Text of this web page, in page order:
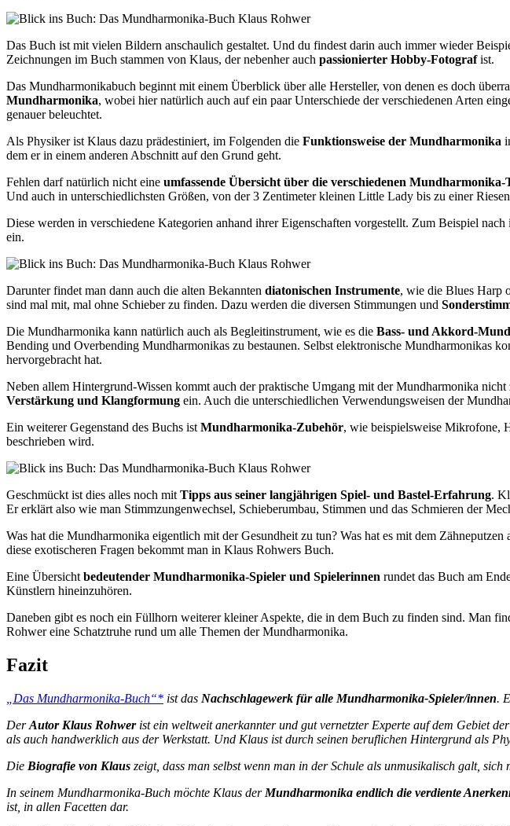
Das Buch ist mit vielen Bildern anschaulich gestaltet. Und du findest darin auch immer wieder
Zeichnungen im Buch stammen von Klaus, der nebenher auch passionierter Hobby-Fotografist.
Das Mundharmonikabuch beginnt mit einem Überblick über alle Hersteller, von denen es doch
Mundharmonika, wobei hier natürlich auch auf ein paar Unterschiede der verschiedenen Arten
genauer beleuchtet.
Als Physiker ist Klaus dazu prädestiniert, im Folgenden die Funktionsweise der Mundharmonika
dem er in einem anderen Abschnitt auf den Grund geht.
Fehlen darf natürlich nicht eine umfassende Übersicht über die verschiedenen Mundharmonika-
Und auch in unterschiedlichsten Größen, von der 3 Zentimeter kleinen Little Lady bis zu einer
Diese werden in verschiedene Kategorien anhand ihrer Eigenschaften vorgestellt. Zum Beispiel nach
ein.
Darunter findet man dann auch die alten Bekannten diatonischen Instrumente, wie die Blues Harp
sind mal mit, mal ohne Schieber zu finden. Dazu werden die diversen Stimmungen und
Die Mundharmonika kann natürlich auch als Begleitinstrument, wie es die Bass- und Akkord-
Bending und Overbending Mundharmonikas zu bestaunen. Selbst elektronische Mundharmonikas
hervorgebracht hat.
Neben allem Hintergrund-Wissen kommt auch der praktische Umgang mit der Mundharmonika
Verstärkung und Klangformung ein. Auch die unterschiedlichen Verwendungsweisen der
Ein weiterer Gegenstand des Buchs ist Mundharmonika-Zubehör, wie beispielsweise Mikrofone,
beschrieben wird.
Geschmückt ist dies alles noch mit Tipps aus seiner langjährigen Spiel- und Bastel-Erfahrung.
Er erklärt also wie man Stimmzungenwechsel, Schieberumbau, Stimmen und das Schmieren der
Was hat die Mundharmonika eigentlich mit der Gesundheit zu tun? Was hat es mit dem
diese exotischeren Fragen bekommt man in Klaus Rohwers Buch.
Eine Übersicht bedeutender Mundharmonika-Spieler und Spielerinnen rundet das Buch am
Künstlern hineinzuhören.
Daneben gibt es noch ein Füllhorn weiterer kleiner Aspekte, die in dem Buch zu finden sind. Man
Rohwer eine Schatztruhe rund um alle Themen der Mundharmonika.
Fazit
„Das Mundharmonika-Buch“* ist das Nachschlagewerk für alle Mundharmonika-Spieler/innen.
DerAutor Klaus Rohwerist ein weltweit anerkannter und gut vernetzter Experte auf dem Gebiet
als auch handwerklich aus der Werkstatt. Und Klaus ist durch seinen beruflichen Hintergrund als
Die Biografie von Klaus zeigt, dass man selbst wenn man in der Schule als unmusikalisch galt,
In seinem Mundharmonika-Buch möchte Klaus derMundharmonika endlich die verdiente
ist, in allen Facetten dar.